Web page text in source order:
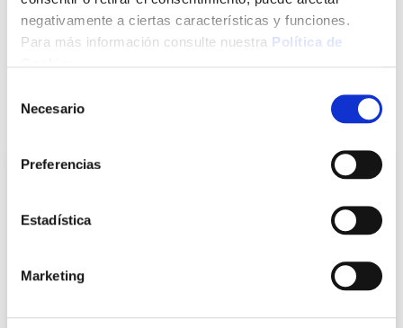
negativamente a ciertas características y funciones.
Para más información consulte nuestra Política de
Necesario
Preferencias
Estadística
Marketing
+ INFO